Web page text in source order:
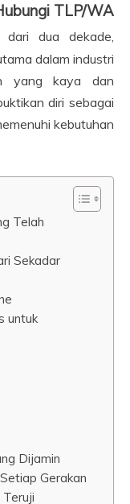
TLP/WA
dari dua dekade,
dalam industri
yang kaya dan
diri sebagai
kebutuhan
Telah
Sekadar
untuk
Dijamin
Gerakan